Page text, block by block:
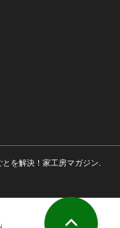
を解決！家工房マガジン.